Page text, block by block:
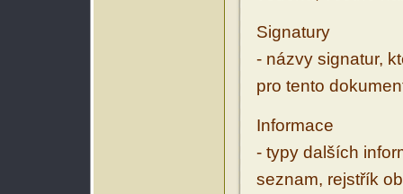
Signatury
- názvy signatur,
pro tento
Informace
- typy dalších
seznam, rejstřík